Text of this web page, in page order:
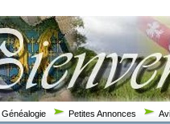
Généalogie Petites Annonces